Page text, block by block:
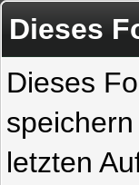
Dieses
Dieses
letzten